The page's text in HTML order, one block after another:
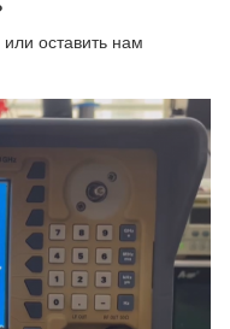
оставить нам